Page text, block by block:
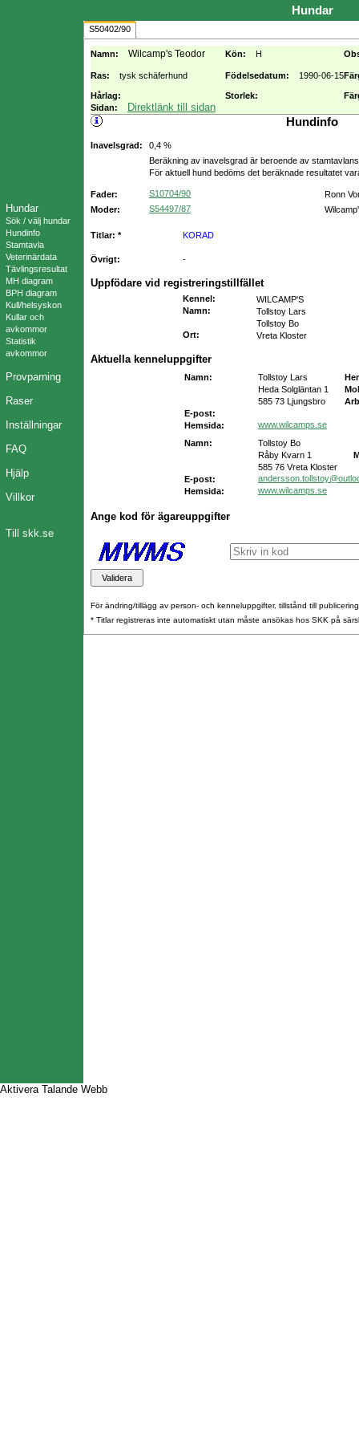
Hundar
Sök / välj hundar
Hundinfo
Stamtavla
Veterinärdata
Tävlingsresultat
MH diagram
BPH diagram
Kull/helsyskon
Kullar och
avkommor
Statistik
avkommor
Provparning
Raser
Inställningar
FAQ
Hjälp
Villkor
Till skk.se
Hundar
S50402/90
Namn: Wilcamp's Teodor Kön: H
Ras: tysk schäferhund Födelsedatum: 1990-06-15
Hårlag: Storlek:
Sidan:
Direktlänk till sidan
Hundinfo
Inavelsgrad:
0,4 %
Beräkning av inavelsgrad är beroende av
För aktuell hund bedöms det beräknade resultatet
Fader: S10704/90
Ronn
Moder:
S54497/87
Titlar: * KORAD
Övrigt: -
Uppfödare vid registreringstillfället
Kennel :
WILCAMP'S
Namn:
Tollstoy Lars
Tollstoy Bo
Ort: Vreta Kloster
Aktuella kenneluppgifter
Namn: Tollstoy Lars
Heda Solgläntan 1
585 73 Ljungsbro
E-post:
Hemsida:
www.wilcamps.se
Namn:
Tollstoy Bo
Råby Kvarn 1
585 76 Vreta Kloster
E-post:
Hemsida:
www.wilcamps.se
Ange kod för ägareuppgifter
För ändring/tillägg av person- och kenneluppgifter, tillstånd till
* Titlar registreras inte automatiskt utan måste ansökas hos SKK på
Aktivera Talande Webb